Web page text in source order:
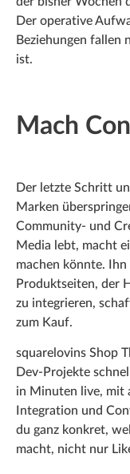
Der operative
Beziehungen fallen
ist.
Mach
Der letzte Schritt
Marken
Community- und
Media lebt, macht
machen könnte.
Produktseiten, der
zu integrieren,
zum Kauf.
squarelovins Shop
Dev-Projekte
in Minuten live, mit
Integration und
du ganz konkret,
macht, nicht nur